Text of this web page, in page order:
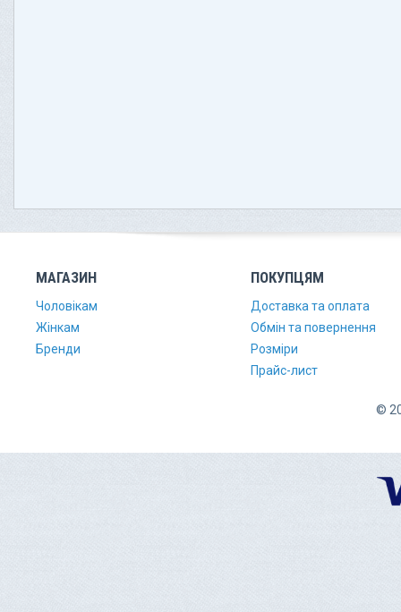
МАГАЗИН
Чоловікам
Жінкам
Бренди
ПОКУПЦЯМ
Доставка та оплата
Обмін та повернення
Розміри
Прайс-лист
©